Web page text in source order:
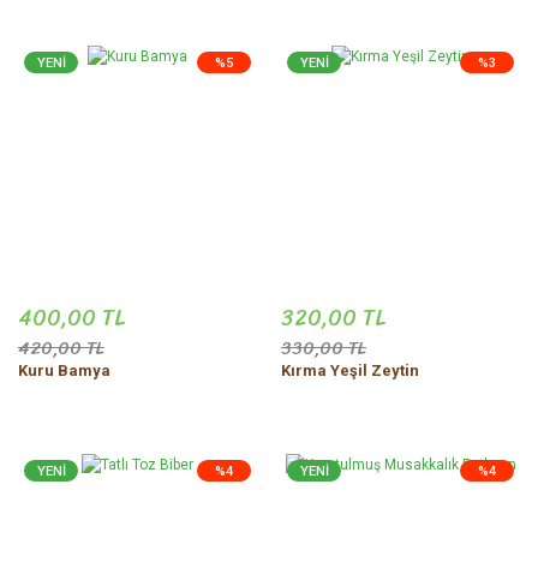
%5
YENİ
400,00 TL
420,00 TL
Kuru Bamya
%3
YENİ
320,00 TL
330,00 TL
Kırma Yeşil Zeytin
%4
YENİ %4
YENİ